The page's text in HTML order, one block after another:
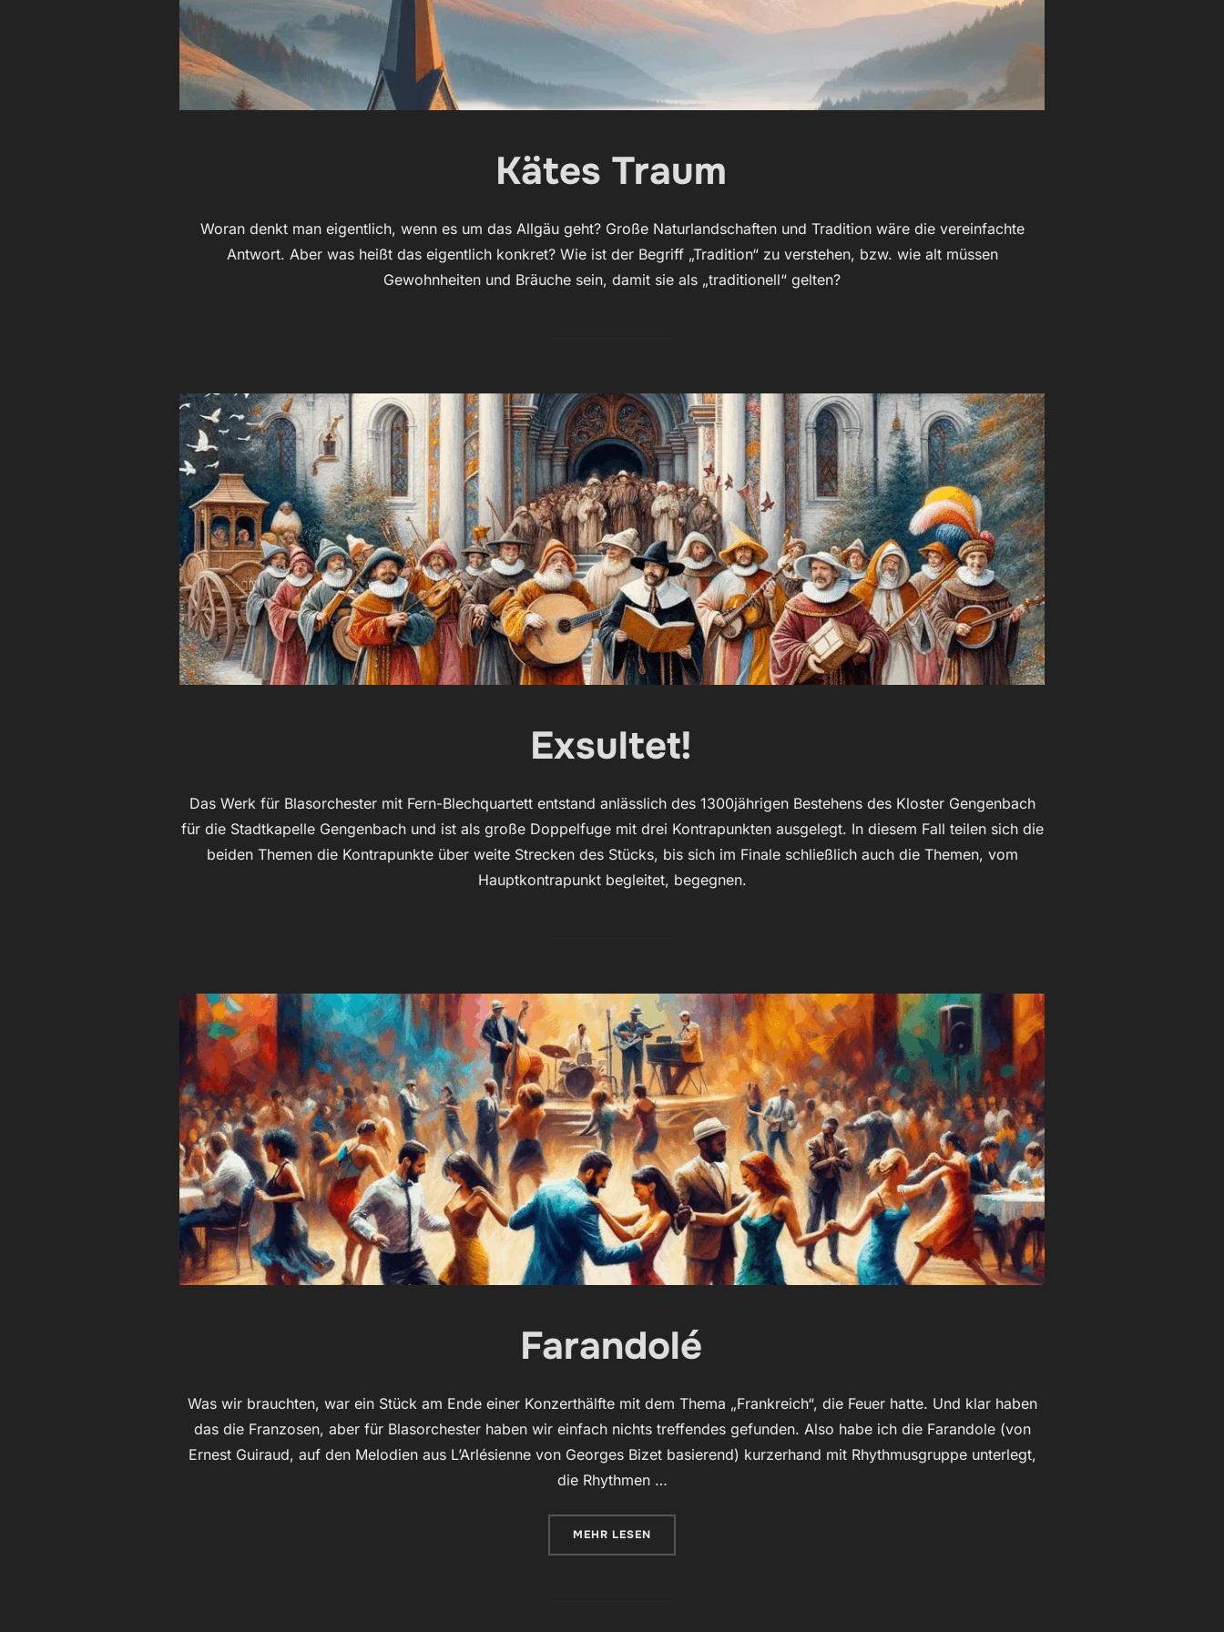
Kätes Traum
Woran denkt man eigentlich, wenn es um das Allgäu geht? Große Naturlandschaften und Tradition wäre die vereinfachte
Antwort. Aber was heißt das eigentlich konkret? Wie ist der Begriff „Tradition“ zu verstehen, bzw. wie alt müssen
Gewohnheiten und Bräuche sein, damit sie als „traditionell“ gelten?
Exsultet!
Das Werk für Blasorchester mit Fern-Blechquartett entstand anlässlich des 1300jährigen Bestehens des Kloster Gengenbach
für die Stadtkapelle Gengenbach und ist als große Doppelfuge mit drei Kontrapunkten ausgelegt. In diesem Fall teilen sich die
beiden Themen die Kontrapunkte über weite Strecken des Stücks, bis sich im Finale schließlich auch die Themen, vom
Hauptkontrapunkt begleitet, begegnen.
Farandolé
Was wir brauchten, war ein Stück am Ende einer Konzerthälfte mit dem Thema „Frankreich“, die Feuer hatte. Und klar haben
das die Franzosen, aber für Blasorchester haben wir einfach nichts treffendes gefunden. Also habe ich die Farandole (von
Ernest Guiraud, auf den Melodien aus L’Arlésienne von Georges Bizet basierend) kurzerhand mit Rhythmusgruppe unterlegt,
die Rhythmen …
MEHR ÜBER „FARANDOLÉ“
LESEN